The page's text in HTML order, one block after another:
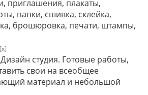
приглашения, плакаты,
папки, сшивка, склейка,
брошюровка, печати, штампы,
[x]
студия. Готовые работы,
свои на всеобщее
материал и небольшой